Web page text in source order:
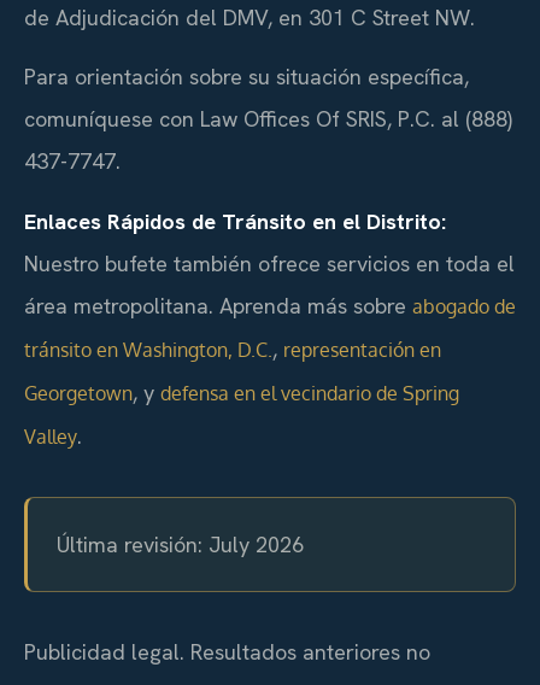
de Adjudicación del DMV, en 301 C Street NW.
Para orientación sobre su situación específica,
comuníquese con Law Offices Of SRIS, P.C. al (888)
437-7747.
Enlaces Rápidos de Tránsito en el Distrito:
Nuestro bufete también ofrece servicios en toda el
área metropolitana. Aprenda más sobre abogado de
tránsito en Washington, D.C. , representación en
Georgetown, y defensa en el vecindario de Spring
Valley.
Última revisión: July 2026
Publicidad legal. Resultados anteriores no